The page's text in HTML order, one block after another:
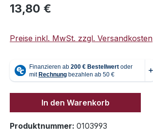
Regulärer Preis:
13,80 €
Preise inkl. MwSt. zzgl. Versandkosten
In den Warenkorb
Produktnummer: 0103993